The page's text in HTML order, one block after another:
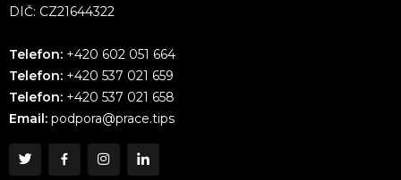
DIČ: CZ21644322
Telefon: +420 602 051 664
Telefon: +420 537 021 659
Telefon: +420 537 021 658
Email: podpora@prace.tips